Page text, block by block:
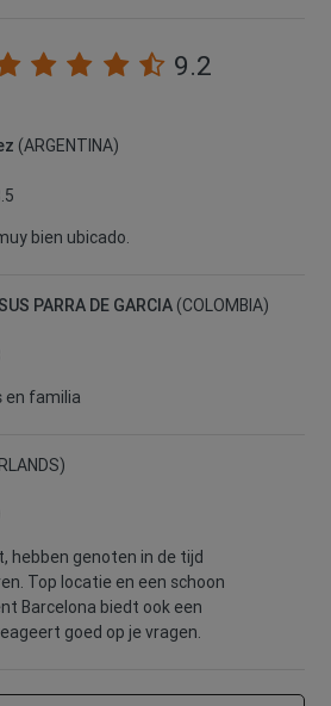
9.2
(ARGENTINA)
bien ubicado.
PARRA DE GARCIA (COLOMBIA)
en familia
hebben genoten in de tijd
Top locatie en een schoon
Barcelona biedt ook een
goed op je vragen.